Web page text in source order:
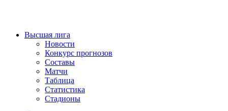
Высшая лига
Новости
Конкурс прогнозов
Составы
Матчи
Таблица
Статистика
Стадионы